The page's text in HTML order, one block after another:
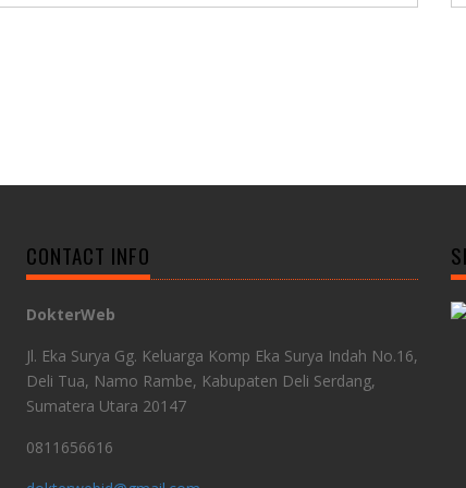
CONTACT INFO
DokterWeb
Jl. Eka Surya Gg. Keluarga Komp Eka Surya Indah No.16,
Deli Tua, Namo Rambe, Kabupaten Deli Serdang,
Sumatera Utara 20147
0811656616